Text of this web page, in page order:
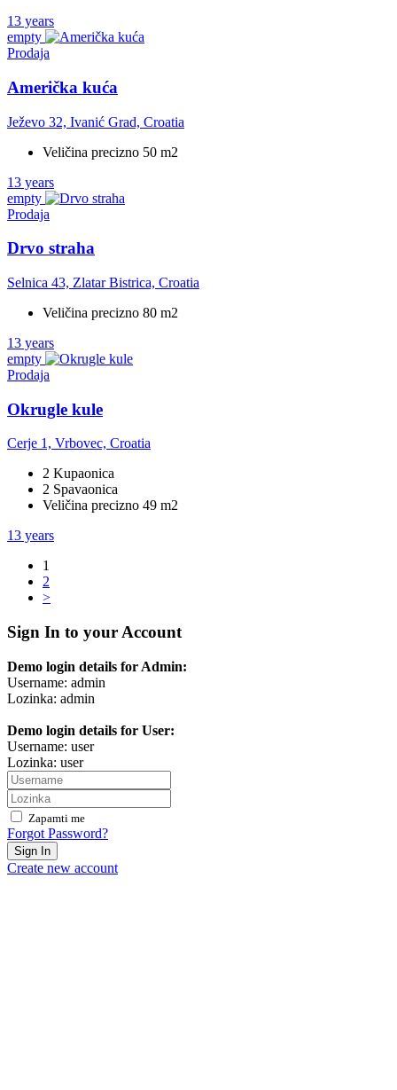
13 years
empty
Prodaja
Američka kuća
Ježevo 32, Ivanić Grad, Croatia
Veličina precizno 50 m2
13 years
empty
Prodaja
Drvo straha
Selnica 43, Zlatar Bistrica, Croatia
Veličina precizno 80 m2
13 years
empty
Prodaja
Okrugle kule
Cerje 1, Vrbovec, Croatia
2 Kupaonica
2 Spavaonica
Veličina precizno 49 m2
13 years
1
2
>
Sign In to your Account
Demo login details for Admin:
Username: admin
Lozinka: admin
Demo login details for User:
Username: user
Lozinka: user
Zapamti me
Forgot Password?
Sign In
Create new account